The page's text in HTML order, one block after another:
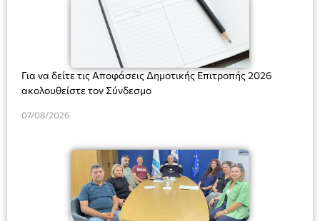
Για να δείτε τις Αποφάσεις Δημοτικής Επιτροπής 2026
ακολουθείστε τον Σύνδεσμο
07/08/2026